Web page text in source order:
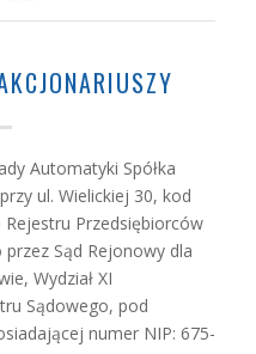
Automatyki Spółka
ul. Wielickiej 30, kod
Przedsiębiorców
Sąd Rejonowy dla
Wydział XI
Sądowego, pod
numer NIP: 675-